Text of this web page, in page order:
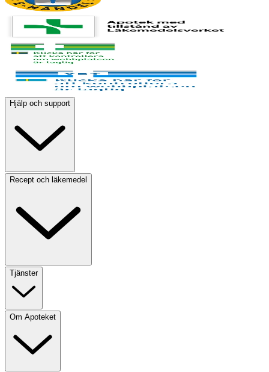
Hjälp och support
Recept och läkemedel
Tjänster
Om Apoteket